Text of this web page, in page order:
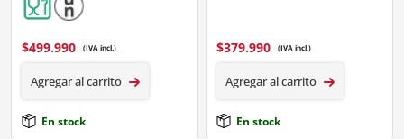
$499.990 (IVA incl.)
Agregar al carrito
En stock
$379.990 (IVA incl.)
Agregar al carrito
En stock